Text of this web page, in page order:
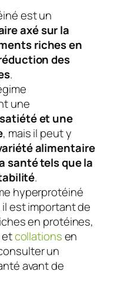
est un
axé sur la
riches en
des
.
une
et une
, mais il peut y
alimentaire
santé tels que la
.
hyperprotéiné
est important de
en protéines,
etcollationsen
un
avant de